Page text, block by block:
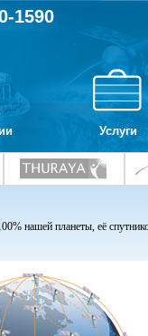
1590
Услуги
нашей планеты, её